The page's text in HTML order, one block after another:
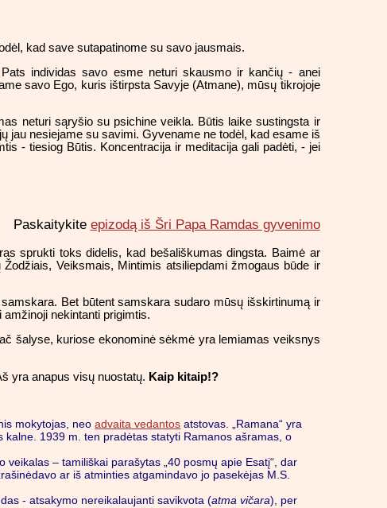
kad save sutapatinome su savo jausmais.
individas savo esme neturi skausmo ir kančių - anei
savo Ego, kuris ištirpsta Savyje (Atmane), mūsų tikrojoje
neturi sąryšio su psichine veikla. Būtis laike sustingsta ir
jau nesiejame su savimi. Gyvename ne todėl, kad esame iš
- tiesiog Būtis. Koncentracija ir meditacija gali padėti, - jei
Paskaitykite epizodą iš Šri Papa Ramdas gyvenimo
sprukti toks didelis, kad bešališkumas dingsta. Baimė ar
Veiksmais, Mintimis atsiliepdami žmogaus būde ir
Bet būtent samskara sudaro mūsų išskirtinumą ir
nekintanti prigimtis.
šalyse, kuriose ekonominė sėkmė yra lemiamas veiksnys
yra anapus visų nuostatų. Kaip kitaip!?
mokytojas, neoadvaita vedantos atstovas. „Ramana“ yra
1939 m. ten pradėtas statyti Ramanos ašramas, o
– tamiliškai parašytas „40 posmų apie Esatį“, dar
ar iš atminties atgamindavo jo pasekėjas M.S.
- atsakymo nereikalaujanti savikvota (atma vičara), per